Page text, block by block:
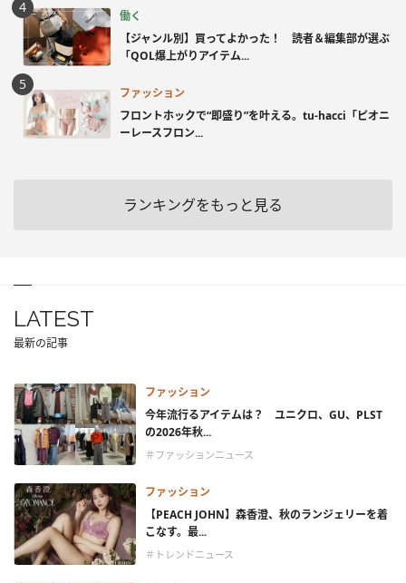
働く
【ジャンル別】買ってよかった！ 読者＆編集部が選ぶ
「QOL爆上がりアイテム...
ファッション
フロントホックで“即盛り”を叶える。tu-hacci「ピオニ
ーレースフロン...
ランキングをもっと見る
LATEST
最新の記事
ファッション
今年流行るアイテムは？ ユニクロ、GU、PLST
の2026年秋...
＃ファッションニュース
ファッション
【PEACH JOHN】森香澄、秋のランジェリーを着
こなす。最...
＃トレンドニュース